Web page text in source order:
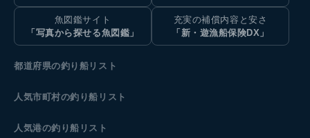
魚図鑑サイト
「写真から探せる魚図鑑」
充実の補償内容と安さ
「新・遊漁船保険DX」
都道府県の釣り船リスト
人気市町村の釣り船リスト
人気港の釣り船リスト